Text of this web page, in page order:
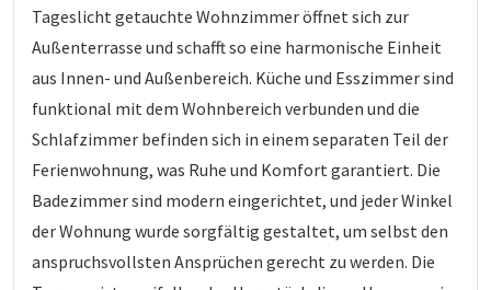
Tageslicht getauchte Wohnzimmer öffnet sich zur
Außenterrasse und schafft so eine harmonische Einheit
aus Innen- und Außenbereich. Küche und Esszimmer sind
funktional mit dem Wohnbereich verbunden und die
Schlafzimmer befinden sich in einem separaten Teil der
Ferienwohnung, was Ruhe und Komfort garantiert. Die
Badezimmer sind modern eingerichtet, und jeder Winkel
der Wohnung wurde sorgfältig gestaltet, um selbst den
anspruchsvollsten Ansprüchen gerecht zu werden. Die